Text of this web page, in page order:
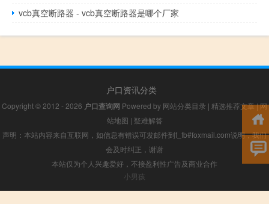
vcb真空断路器 - vcb真空断路器是哪个厂家
户口资讯分类
Copyright © 2012 - 2026 户口查询网 Powered by 网站分类目录 | 精选推荐文章|网
站地图 | 疑难解答
声明：本站内容来自互联网，如信息有错误可发邮件到f_fb#foxmail.com说明，我们
会及时纠正，谢谢
本站仅为个人兴趣爱好，不接盈利性广告及商业合作
小男孩